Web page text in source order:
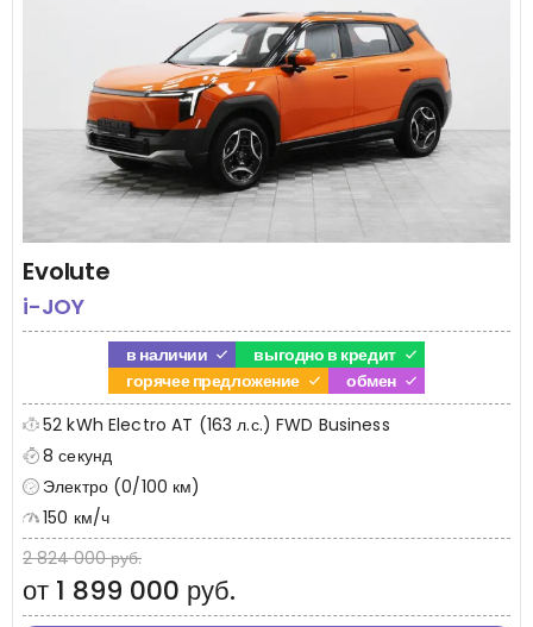
Evolute
i-JOY
в наличии
выгодно в кредит
горячее предложение
обмен
52 kWh Electro AT (163 л.с.) FWD Business
8 секунд
Электро (0/100 км)
150 км/ч
2 824 000 руб.
от 1 899 000 руб.